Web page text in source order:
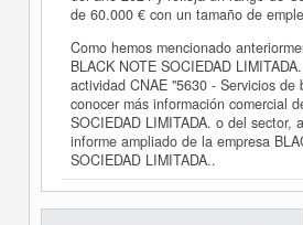
de 60.000 € con un tamaño de
Como hemos mencionado
BLACK NOTE SOCIEDAD
actividad CNAE "5630 - Servicios de
conocer más información comercial
SOCIEDAD LIMITADA. o del sector,
informe ampliado de la empresa
SOCIEDAD LIMITADA..